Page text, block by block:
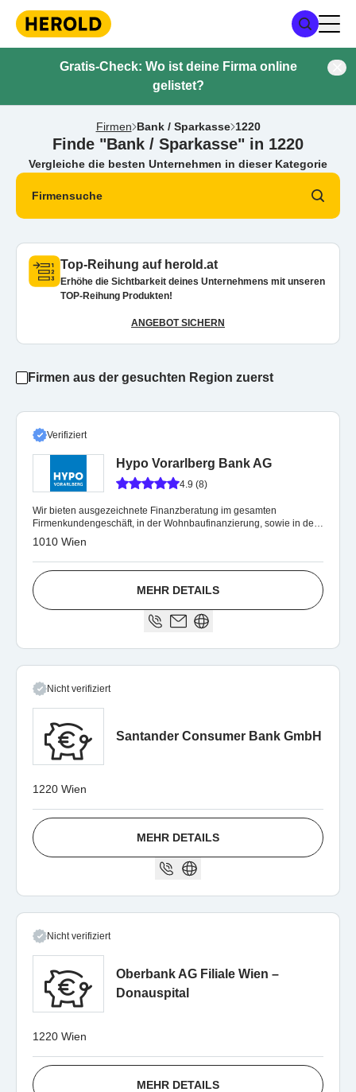
Gratis-Check: Wo ist deine Firma online
gelistet?
Firmen Bank / Sparkasse 1220
Finde "Bank / Sparkasse" in 1220
Vergleiche die besten Unternehmen in dieser Kategorie
Firmensuche
Top-Reihung auf herold.at
Erhöhe die Sichtbarkeit deines Unternehmens mit unseren
TOP-Reihung Produkten!
ANGEBOT SICHERN
Firmen aus der gesuchten Region zuerst
Verifiziert
Hypo Vorarlberg Bank AG
4.9 (8)
Wir bieten ausgezeichnete Finanzberatung im gesamten
Firmenkundengeschäft, in der Wohnbaufinanzierung, sowie in der
Anlageberatung und Vermögensaufbau
1010 Wien
MEHR DETAILS
Nicht verifiziert
Santander Consumer Bank GmbH
1220 Wien
MEHR DETAILS
Nicht verifiziert
Oberbank AG Filiale Wien –
Donauspital
1220 Wien
MEHR DETAILS